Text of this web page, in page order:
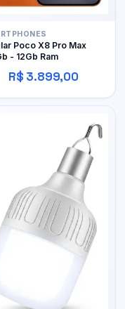
Poco X8 Pro Max
- 12Gb Ram
R$ 3.899,00